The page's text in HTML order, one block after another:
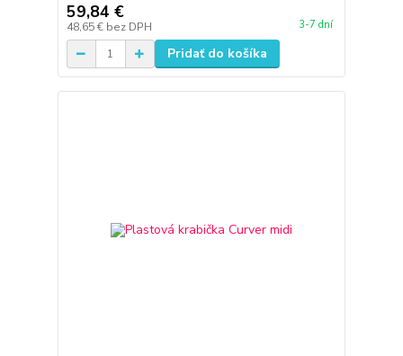
59,84 €
48,65 € bez DPH 3-7 dní
Pridať do košíka